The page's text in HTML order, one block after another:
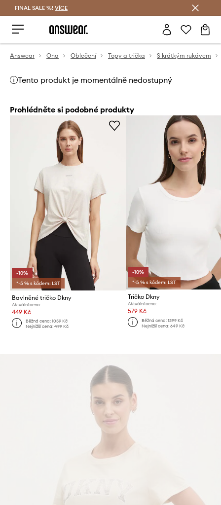
FINAL SALE %! VÍCE
Answear Ona Oblečení Topy a trička S krátkým rukávem
Tento produkt je momentálně nedostupný
Prohlédněte si podobné produkty
-10%
*-5 % s kódem: LST
Bavlněné tričko Dkny
Aktuální cena:
449 Kč
Běžná cena:1059 Kč
Nejnižší cena:499 Kč
-10%
*-5 % s kódem: LST
Tričko Dkny
Aktuální cena:
579 Kč
Běžná cena: 1299 Kč
Nejnižší cena: 649 Kč